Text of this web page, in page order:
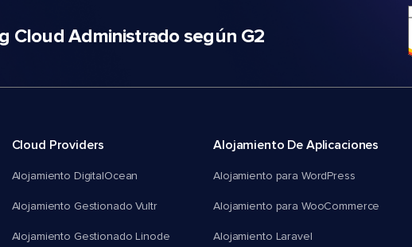
Cloud Administrado según G2
Cloud Providers
Alojamiento DigitalOcean
Alojamiento Gestionado Vultr
Alojamiento Gestionado Linode
Alojamiento De Aplicaciones
Alojamiento para WordPress
Alojamiento para WooCommerce
Alojamiento Laravel